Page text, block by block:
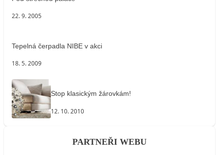
22. 9. 2005
Tepelná čerpadla NIBE v akci
18. 5. 2009
Stop klasickým žárovkám!
12. 10. 2010
PARTNEŘI WEBU